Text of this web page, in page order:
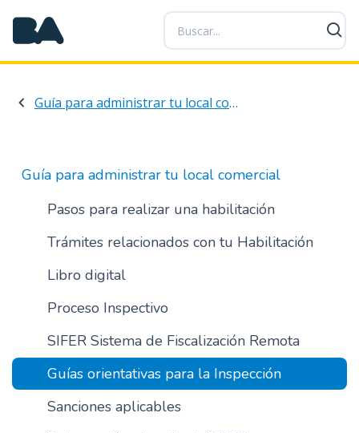
P
a
s
a
a
n
t
n
r
i
n
c
i
Guía para administrar tu local comercial
Guía para administrar tu local comercial
Pasos para realizar una habilitación
Trámites relacionados con tu Habilitación
Libro digital
Proceso Inspectivo
SIFER Sistema de Fiscalización Remota
Guías orientativas para la Inspección
Sanciones aplicables